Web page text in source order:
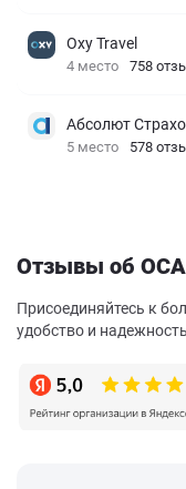
Oxy Travel
4 место 758
Абсолют
5 место 578
Отзывы об
Присоединяйтесь к
удобство и